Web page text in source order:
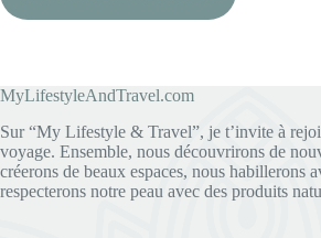
MyLifestyleAndTravel.com
Sur “My Lifestyle & Travel”, je t’invite à
voyage. Ensemble, nous découvrirons de
créerons de beaux espaces, nous habillerons
respecterons notre peau avec des produits